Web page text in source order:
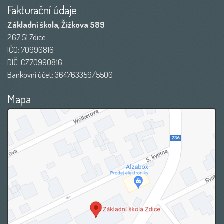
Fakturační údaje
Základní škola, Žižkova 589
267 51 Zdice
IČO: 70990816
DIČ: CZ70990816
Bankovní účet: 364763359/5500
Mapa